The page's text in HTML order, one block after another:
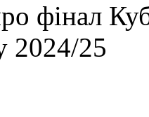
фінал
2024/25